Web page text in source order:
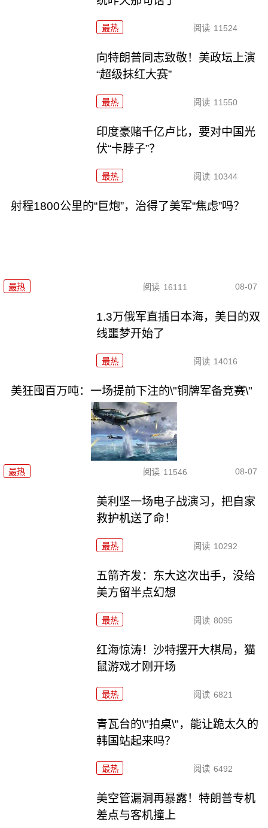
最热 阅读 11524
向特朗普同志致敬！美政坛上演
“超级抹红大赛”
最热 阅读 11550
印度豪赌千亿卢比，要对中国光
伏“卡脖子”？
最热 阅读 10344
射程1800公里的“巨炮”，治得了美军“焦虑”吗？
最热 阅读 16111 08-07
1.3万俄军直插日本海，美日的双
线噩梦开始了
最热 阅读 14016
美狂囤百万吨：一场提前下注的\"铜牌军备竞赛\"
最热 阅读 11546 08-07
美利坚一场电子战演习，把自家
救护机送了命！
最热 阅读 10292
五箭齐发：东大这次出手，没给
美方留半点幻想
最热 阅读 8095
红海惊涛！沙特摆开大棋局，猫
鼠游戏才刚开场
最热 阅读 6821
青瓦台的\"拍桌\"，能让跪太久的
韩国站起来吗？
最热 阅读 6492
美空管漏洞再暴露！特朗普专机
差点与客机撞上